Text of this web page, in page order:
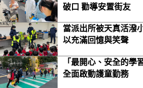
破口 勸導安置街友
當派出所被天真活潑
以充滿回憶與笑聲
「最開心、安全的學
全面啟動護童勤務